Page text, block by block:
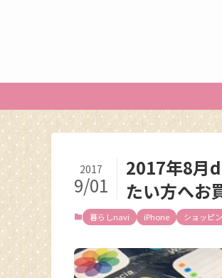
2017年8月
たい方へお
2017
9/01
暮らしnavi iPhone ショッピ